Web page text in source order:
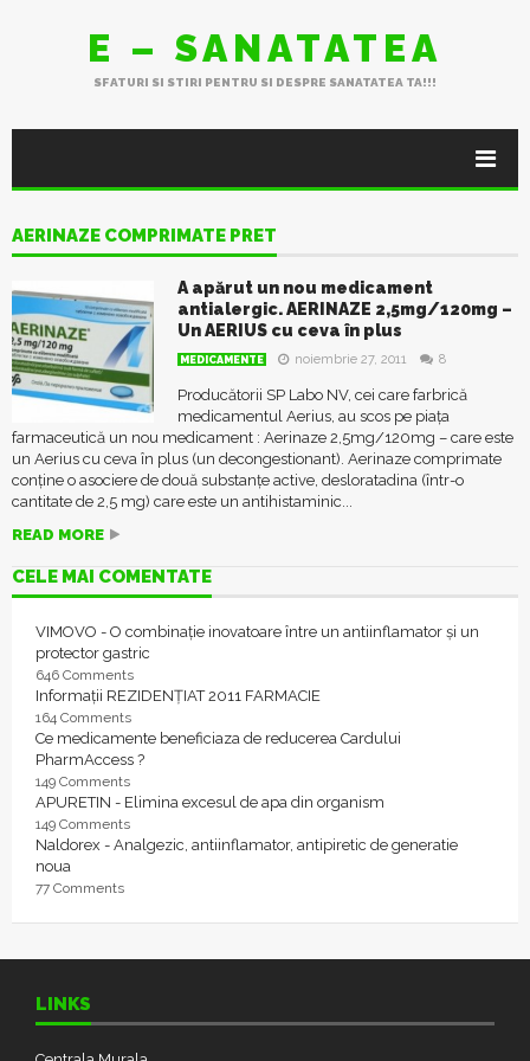
E – SANATATEA
SFATURI SI STIRI PENTRU SI DESPRE SANATATEA TA!!!
AERINAZE COMPRIMATE PRET
A apărut un nou medicament
antialergic. AERINAZE 2,5mg/120mg –
Un AERIUS cu ceva în plus
MEDICAMENTE noiembrie 27, 2011 8
Producătorii SP Labo NV, cei care farbrică
medicamentul Aerius, au scos pe piața
farmaceutică un nou medicament : Aerinaze 2,5mg/120mg – care este
un Aerius cu ceva în plus (un decongestionant). Aerinaze comprimate
conține o asociere de două substanțe active, desloratadina (într-o
cantitate de 2,5 mg) care este un antihistaminic...
READ MORE
CELE MAI COMENTATE
VIMOVO - O combinație inovatoare între un antiinflamator și un
protector gastric
646 Comments
Informații REZIDENȚIAT 2011 FARMACIE
164 Comments
Ce medicamente beneficiaza de reducerea Cardului
PharmAccess ?
149 Comments
APURETIN - Elimina excesul de apa din organism
149 Comments
Naldorex - Analgezic, antiinflamator, antipiretic de generatie
noua
77 Comments
LINKS